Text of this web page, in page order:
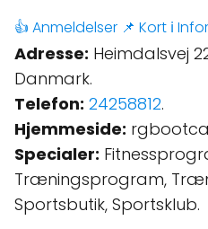
👍 Anmeldelser 📌 Kort ℹ️
Adresse: Heimdalsvej
Danmark.
Telefon: 24258812.
Hjemmeside:
Specialer:
Træningsprogram,
Sportsbutik, Sportsklub.